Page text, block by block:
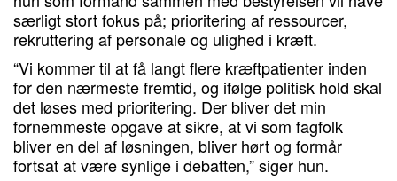
særligt stort fokus på; prioritering af ressourcer,
rekruttering af personale og ulighed i kræft.
“Vi kommer til at få langt flere kræftpatienter inden
for den nærmeste fremtid, og ifølge politisk hold skal
det løses med prioritering. Der bliver det min
fornemmeste opgave at sikre, at vi som fagfolk
bliver en del af løsningen, bliver hørt og formår
fortsat at være synlige i debatten,” siger hun.